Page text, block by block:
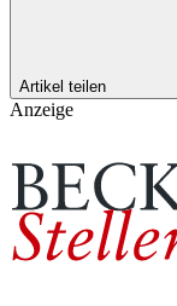
Artikel teilen
Anzeige